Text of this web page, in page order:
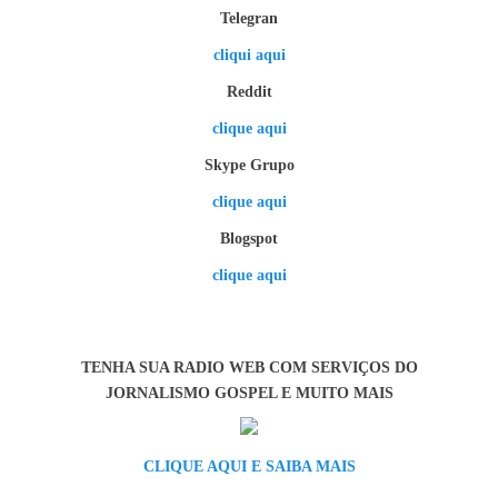
Telegran
cliqui aqui
Reddit
clique aqui
Skype Grupo
clique aqui
Blogspot
clique aqui
TENHA SUA RADIO WEB COM SERVIÇOS DO
JORNALISMO GOSPEL E MUITO MAIS
CLIQUE AQUI E SAIBA MAIS